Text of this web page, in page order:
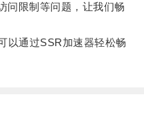
问限制等问题，让我们畅
通过SSR加速器轻松畅